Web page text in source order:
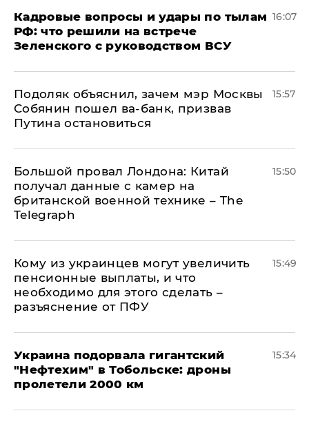
Кадровые вопросы и удары по тылам
РФ: что решили на встрече
Зеленского с руководством ВСУ
16:07
Подоляк объяснил, зачем мэр Москвы
Собянин пошел ва-банк, призвав
Путина остановиться
15:57
Большой провал Лондона: Китай
получал данные с камер на
британской военной технике – The
Telegraph
15:50
Кому из украинцев могут увеличить
пенсионные выплаты, и что
необходимо для этого сделать –
разъяснение от ПФУ
15:49
Украина подорвала гигантский
"Нефтехим" в Тобольске: дроны
пролетели 2000 км
15:34